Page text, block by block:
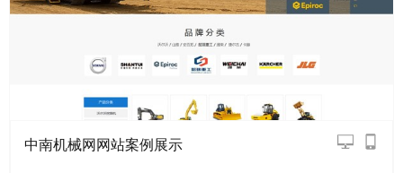
中南机械网网站案例展示